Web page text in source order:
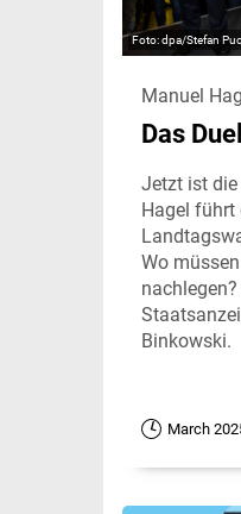
dpa/Stefan
Manuel
Das
Jetzt ist die
Hagel führt
Wo
Binkowski.
March